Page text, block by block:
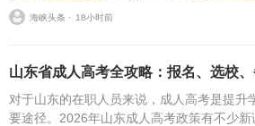
海峡头条 ⋅ 18小时前
山东省成人高考全攻略：报名、选校
对于山东的在职人员来说，成人高考是提升
要途径。2026年山东成人高考政策有不少